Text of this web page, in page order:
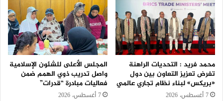
محمد فريد : التحديات الراهنة
تفرض تعزيز التعاون بين دول
«بريكس» لبناء نظام تجاري عالمي
7 أغسطس، 2026
المجلس الأعلى للشئون الإسلامية
واصل تدريب ذوي الهمم ضمن
فعاليات مبادرة “قدرات”
7 أغسطس، 2026